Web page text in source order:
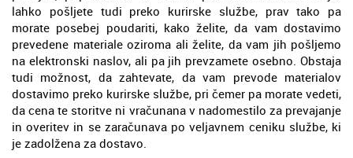
lahko pošljete tudi preko kurirske službe, prav tako pa
morate posebej poudariti, kako želite, da vam dostavimo
prevedene materiale oziroma ali želite, da vam jih pošljemo
na elektronski naslov, ali pa jih prevzamete osebno. Obstaja
tudi možnost, da zahtevate, da vam prevode materialov
dostavimo preko kurirske službe, pri čemer pa morate vedeti,
da cena te storitve ni vračunana v nadomestilo za prevajanje
in overitev in se zaračunava po veljavnem ceniku službe, ki
je zadolžena za dostavo.